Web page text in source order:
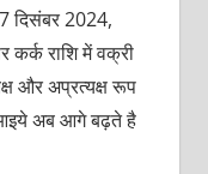
दिसंबर 2024,
राशि में वक्री
और अप्रत्यक्ष रूप
अब आगे बढ़ते है